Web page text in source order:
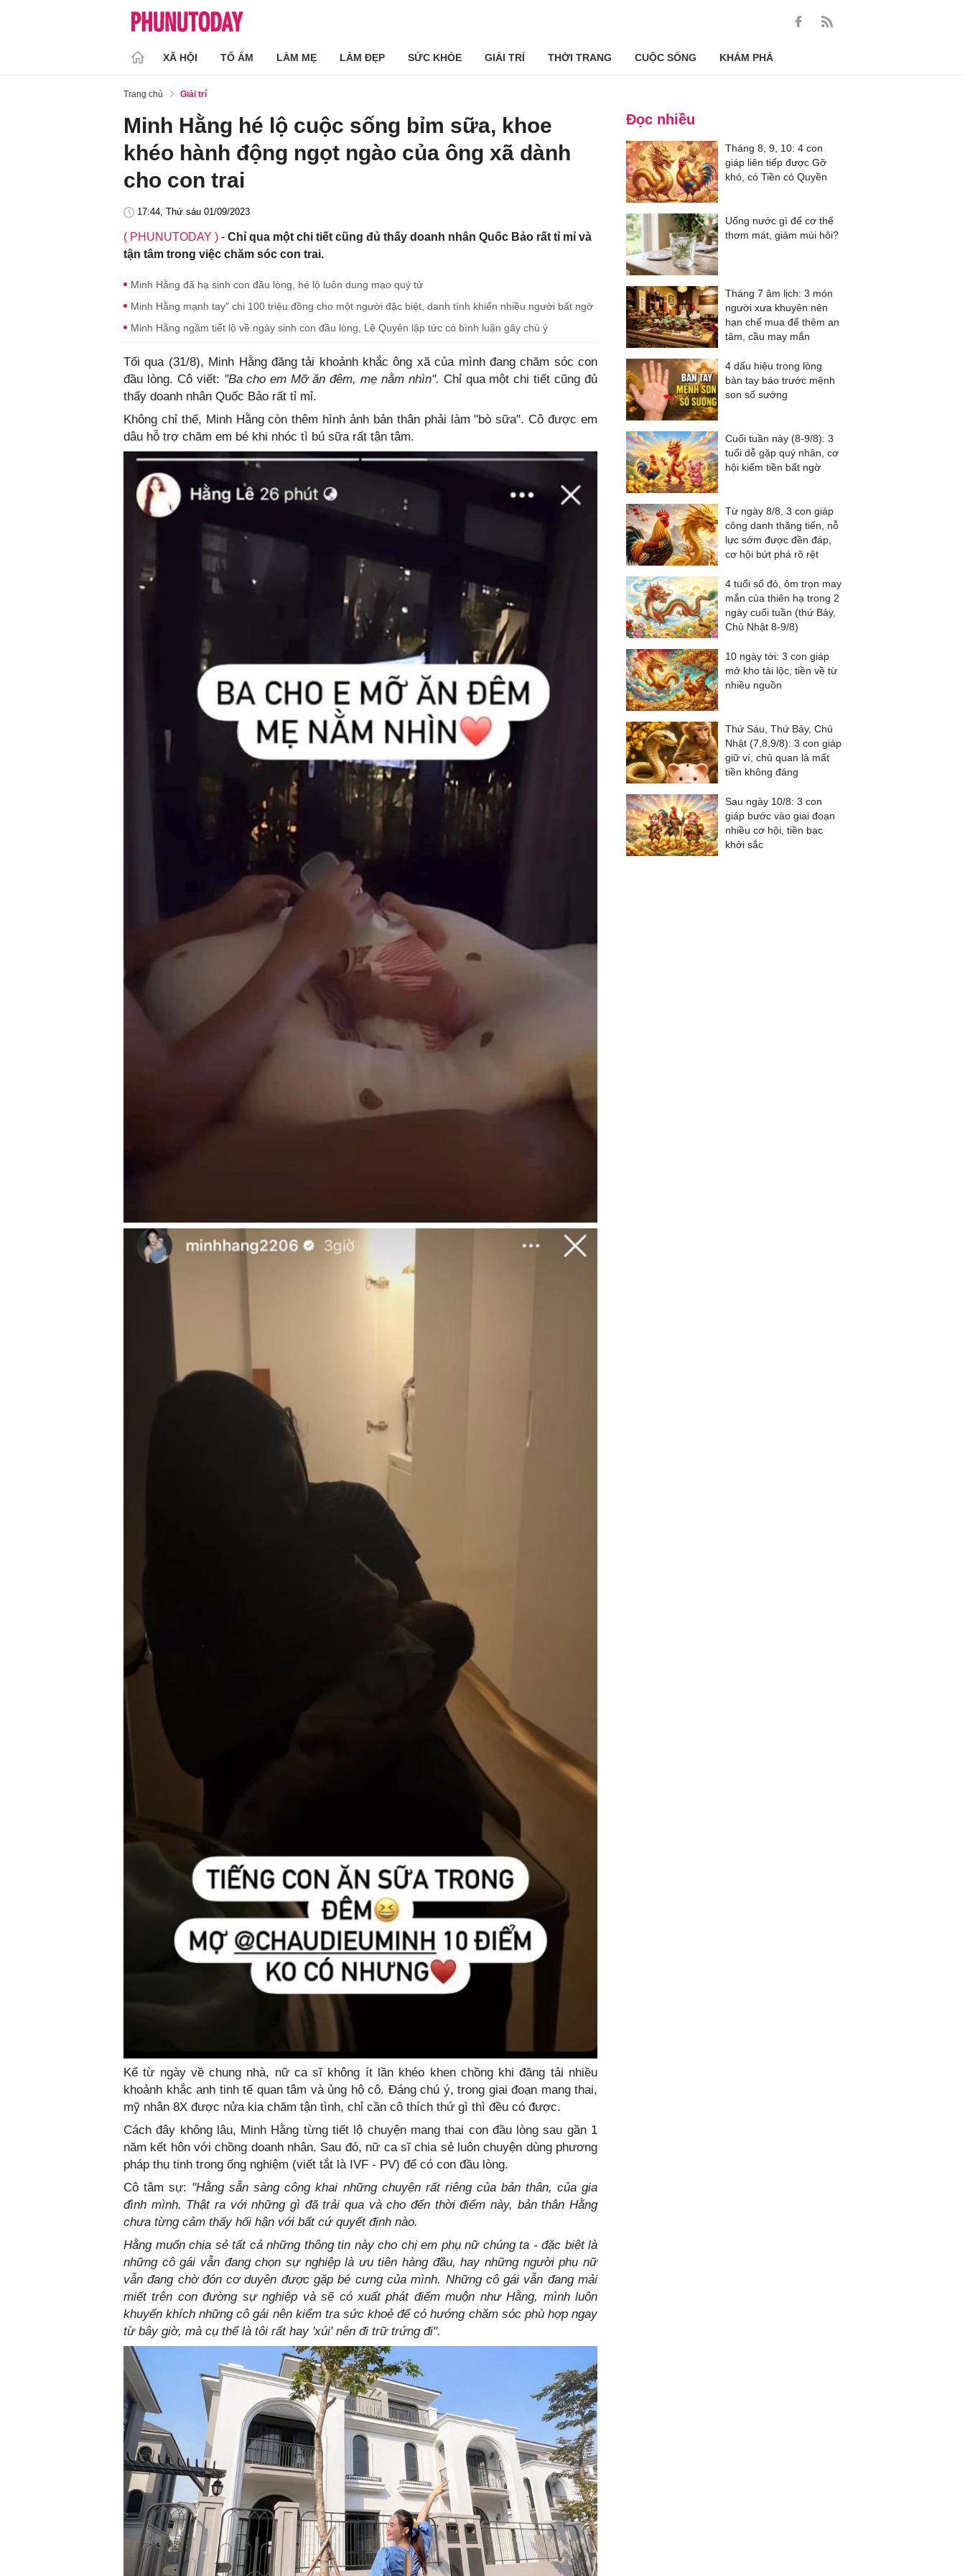
XÃ HỘI TỔ ẤM LÀM MẸ LÀM ĐẸP SỨC KHỎE GIẢI TRÍ THỜI TRANG CUỘC SỐNG KHÁM PHÁ
Trang chủ Giải trí
Minh Hằng hé lộ cuộc sống bỉm sữa, khoe
khéo hành động ngọt ngào của ông xã dành
cho con trai
17:44, Thứ sáu 01/09/2023
( PHUNUTODAY ) - Chỉ qua một chi tiết cũng đủ thấy doanh nhân Quốc Bảo rất tỉ mỉ và
tận tâm trong việc chăm sóc con trai.
Minh Hằng đã hạ sinh con đầu lòng, hé lộ luôn dung mạo quý tử
Minh Hằng mạnh tay" chi 100 triệu đồng cho một người đặc biệt, danh tính khiến nhiều người bất ngờ
Minh Hằng ngầm tiết lộ về ngày sinh con đầu lòng, Lệ Quyên lập tức có bình luận gây chú ý
Tối qua (31/8), Minh Hằng đăng tải khoảnh khắc ông xã của mình đang chăm sóc con
đầu lòng. Cô viết: "Ba cho em Mỡ ăn đêm, mẹ nằm nhìn". Chỉ qua một chi tiết cũng đủ
thấy doanh nhân Quốc Bảo rất tỉ mỉ.
Không chỉ thế, Minh Hằng còn thêm hình ảnh bản thân phải làm "bò sữa". Cô được em
dâu hỗ trợ chăm em bé khi nhóc tì bú sữa rất tận tâm.
Kể từ ngày về chung nhà, nữ ca sĩ không ít lần khéo khen chồng khi đăng tải nhiều
khoảnh khắc anh tinh tế quan tâm và ủng hộ cô. Đáng chú ý, trong giai đoạn mang thai,
mỹ nhân 8X được nửa kia chăm tận tình, chỉ cần cô thích thứ gì thì đều có được.
Cách đây không lâu, Minh Hằng từng tiết lộ chuyện mang thai con đầu lòng sau gần 1
năm kết hôn với chồng doanh nhân. Sau đó, nữ ca sĩ chia sẻ luôn chuyện dùng phương
pháp thụ tinh trong ống nghiệm (viết tắt là IVF - PV) để có con đầu lòng.
Cô tâm sự: "Hằng sẵn sàng công khai những chuyện rất riêng của bản thân, của gia
đình mình. Thật ra với những gì đã trải qua và cho đến thời điểm này, bản thân Hằng
chưa từng cảm thấy hối hận với bất cứ quyết định nào.
Hằng muốn chia sẻ tất cả những thông tin này cho chị em phụ nữ chúng ta - đặc biệt là
những cô gái vẫn đang chọn sự nghiệp là ưu tiên hàng đầu, hay những người phụ nữ
vẫn đang chờ đón cơ duyên được gặp bé cưng của mình. Những cô gái vẫn đang mải
miết trên con đường sự nghiệp và sẽ có xuất phát điểm muộn như Hằng, mình luôn
khuyến khích những cô gái nên kiểm tra sức khoẻ để có hướng chăm sóc phù hợp ngay
từ bây giờ, mà cụ thể là tôi rất hay 'xúi' nên đi trữ trứng đi".
Đọc nhiều
Tháng 8, 9, 10: 4 con
giáp liên tiếp được Gỡ
khó, có Tiền có Quyền
Uống nước gì để cơ thể
thơm mát, giảm mùi hôi?
Tháng 7 âm lịch: 3 món
người xưa khuyên nên
hạn chế mua để thêm an
tâm, cầu may mắn
4 dấu hiệu trong lòng
bàn tay báo trước mệnh
son số sướng
Cuối tuần này (8-9/8): 3
tuổi dễ gặp quý nhân, cơ
hội kiếm tiền bất ngờ
Từ ngày 8/8, 3 con giáp
công danh thăng tiến, nỗ
lực sớm được đền đáp,
cơ hội bứt phá rõ rệt
4 tuổi số đỏ, ôm trọn may
mắn của thiên hạ trong 2
ngày cuối tuần (thứ Bảy,
Chủ Nhật 8-9/8)
10 ngày tới: 3 con giáp
mở kho tài lộc, tiền về từ
nhiều nguồn
Thứ Sáu, Thứ Bảy, Chủ
Nhật (7,8,9/8): 3 con giáp
giữ ví, chủ quan là mất
tiền không đáng
Sau ngày 10/8: 3 con
giáp bước vào giai đoạn
nhiều cơ hội, tiền bạc
khởi sắc